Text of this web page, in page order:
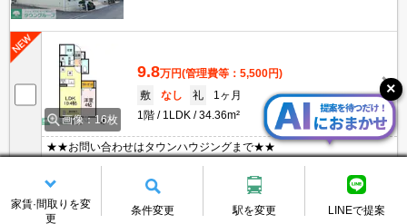
画像：16枚
9.8万円(管理費等：5,500円)
敷
なし 礼
1ヶ月
1階
1LDK 34.36m²
★★お問い合わせはタウンハウジングまで★★
情報更新日
家賃·間取りを変
更
条件変更 駅を変更 LINEで提案